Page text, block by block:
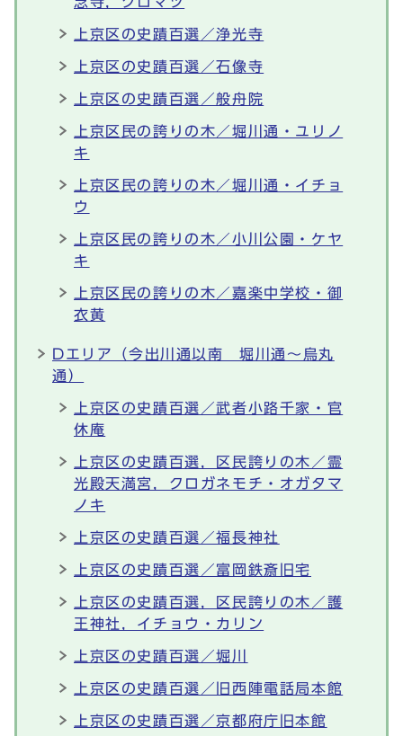
上京区の史蹟百選／浄光寺
上京区の史蹟百選／石像寺
上京区の史蹟百選／般舟院
上京区民の誇りの木／堀川通・ユリノ
キ
上京区民の誇りの木／堀川通・イチョ
ウ
上京区民の誇りの木／小川公園・ケヤ
キ
上京区民の誇りの木／嘉楽中学校・御
衣黄
Dエリア（今出川通以南 堀川通～烏丸
通）
上京区の史蹟百選／武者小路千家・官
休庵
上京区の史蹟百選，区民誇りの木／霊
光殿天満宮，クロガネモチ・オガタマ
ノキ
上京区の史蹟百選／福長神社
上京区の史蹟百選／富岡鉄斎旧宅
上京区の史蹟百選，区民誇りの木／護
王神社，イチョウ・カリン
上京区の史蹟百選／堀川
上京区の史蹟百選／旧西陣電話局本館
上京区の史蹟百選／京都府庁旧本館